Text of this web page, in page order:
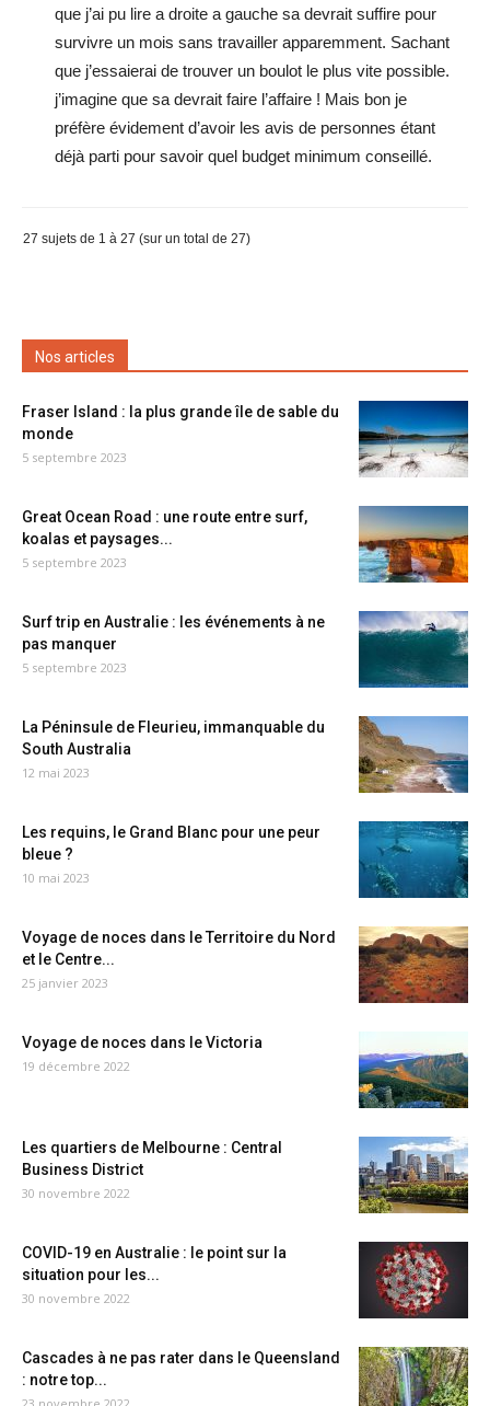
que j’ai pu lire a droite a gauche sa devrait suffire pour
survivre un mois sans travailler apparemment. Sachant
que j’essaierai de trouver un boulot le plus vite possible.
j’imagine que sa devrait faire l’affaire ! Mais bon je
préfère évidement d’avoir les avis de personnes étant
déjà parti pour savoir quel budget minimum conseillé.
27 sujets de 1 à 27 (sur un total de 27)
Nos articles
Fraser Island : la plus grande île de sable du
monde
5 septembre 2023
Great Ocean Road : une route entre surf,
koalas et paysages...
5 septembre 2023
Surf trip en Australie : les événements à ne
pas manquer
5 septembre 2023
La Péninsule de Fleurieu, immanquable du
South Australia
12 mai 2023
Les requins, le Grand Blanc pour une peur
bleue ?
10 mai 2023
Voyage de noces dans le Territoire du Nord
et le Centre...
25 janvier 2023
Voyage de noces dans le Victoria
19 décembre 2022
Les quartiers de Melbourne : Central
Business District
30 novembre 2022
COVID-19 en Australie : le point sur la
situation pour les...
30 novembre 2022
Cascades à ne pas rater dans le Queensland
: notre top...